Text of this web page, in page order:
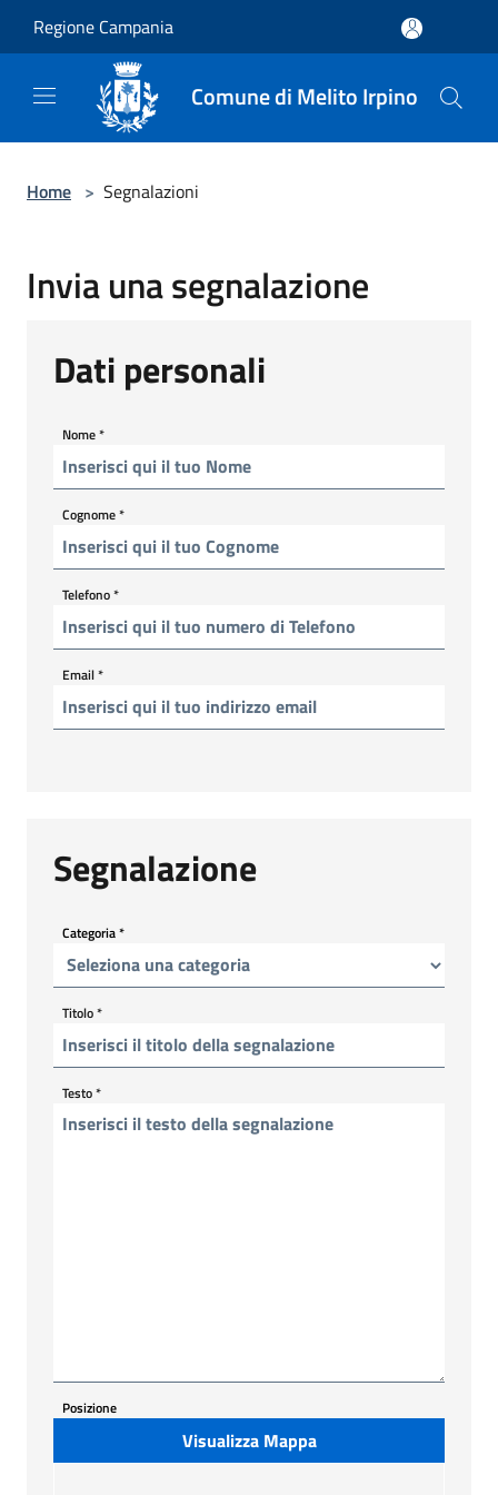
Regione Campania
Comune di Melito Irpino
Home > Segnalazioni
Invia una segnalazione
Dati personali
Nome*
Cognome*
Telefono*
Email*
Segnalazione
Categoria*
Titolo*
Testo*
Posizione
Visualizza Mappa